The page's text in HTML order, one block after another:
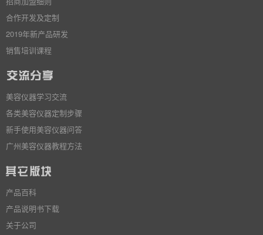
合作开发及定制
2019年新产品研发
销售培训课程
美容仪器学习交流
各类美容仪器定制步骤
新手使用美容仪器问答
广州美容仪器教程方法
产品百科
产品说明书下载
关于公司